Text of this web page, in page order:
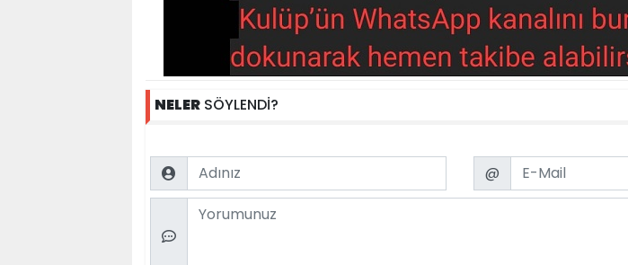
NELER SÖYLENDİ?
Name Email
@
Comment